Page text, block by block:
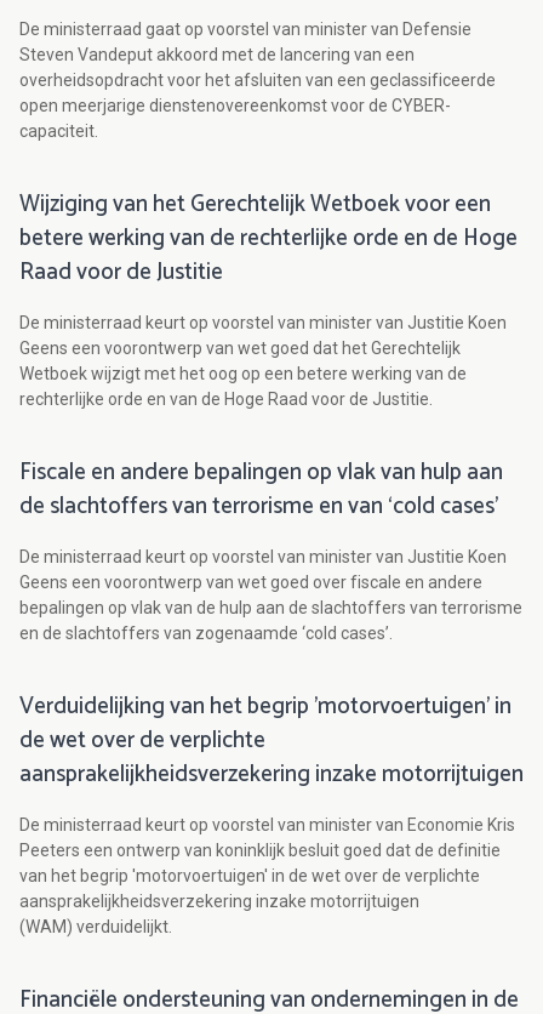
De ministerraad gaat op voorstel van minister van Defensie
Steven Vandeput akkoord met de lancering van een
overheidsopdracht voor het afsluiten van een geclassificeerde
open meerjarige dienstenovereenkomst voor de CYBER-
capaciteit.
Wijziging van het Gerechtelijk Wetboek voor een
betere werking van de rechterlijke orde en de Hoge
Raad voor de Justitie
De ministerraad keurt op voorstel van minister van Justitie Koen
Geens een voorontwerp van wet goed dat het Gerechtelijk
Wetboek wijzigt met het oog op een betere werking van de
rechterlijke orde en van de Hoge Raad voor de Justitie.
Fiscale en andere bepalingen op vlak van hulp aan
de slachtoffers van terrorisme en van ‘cold cases’
De ministerraad keurt op voorstel van minister van Justitie Koen
Geens een voorontwerp van wet goed over fiscale en andere
bepalingen op vlak van de hulp aan de slachtoffers van terrorisme
en de slachtoffers van zogenaamde ‘cold cases’.
Verduidelijking van het begrip 'motorvoertuigen' in
de wet over de verplichte
aansprakelijkheidsverzekering inzake motorrijtuigen
De ministerraad keurt op voorstel van minister van Economie Kris
Peeters een ontwerp van koninklijk besluit goed dat de definitie
van het begrip 'motorvoertuigen' in de wet over de verplichte
aansprakelijkheidsverzekering inzake motorrijtuigen
(WAM) verduidelijkt.
Financiële ondersteuning van ondernemingen in de